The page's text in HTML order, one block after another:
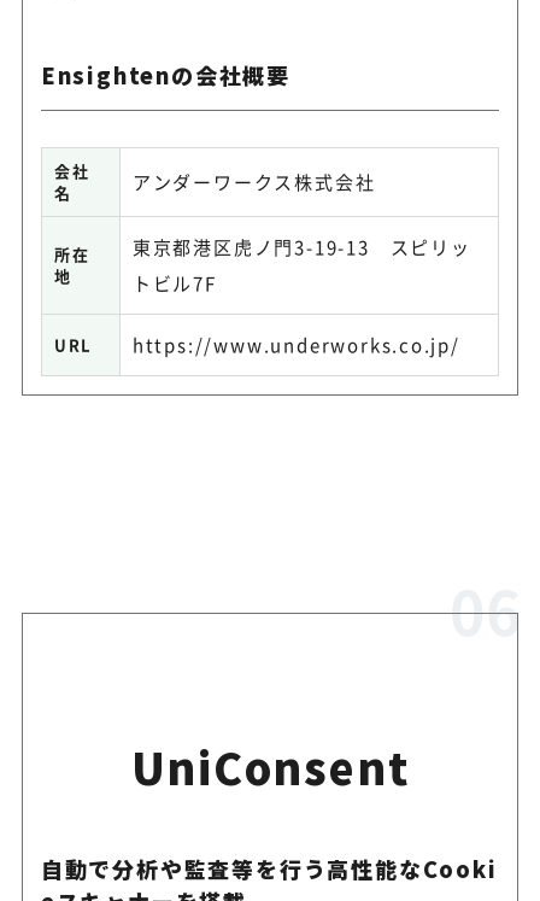
Ensightenの会社概要
会社
名
アンダーワークス株式会社
所在
地
東京都港区虎ノ門3-19-13 スピリッ
トビル7F
URL https://www.underworks.co.jp/
UniConsent
自動で分析や監査等を行う高性能なCooki